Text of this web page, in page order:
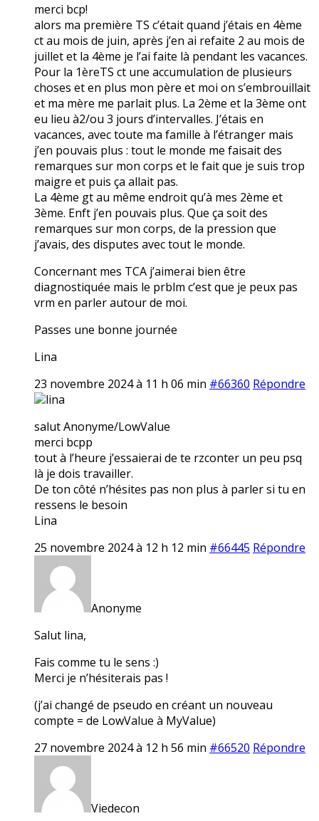
merci bcp!
alors ma première TS c’était quand j’étais en 4ème
ct au mois de juin, après j’en ai refaite 2 au mois de
juillet et la 4ème je l’ai faite là pendant les vacances.
Pour la 1èreTS ct une accumulation de plusieurs
choses et en plus mon père et moi on s’embrouillait
et ma mère me parlait plus. La 2ème et la 3ème ont
eu lieu à2/ou 3 jours d’intervalles. J’étais en
vacances, avec toute ma famille à l’étranger mais
j’en pouvais plus : tout le monde me faisait des
remarques sur mon corps et le fait que je suis trop
maigre et puis ça allait pas.
La 4ème gt au même endroit qu’à mes 2ème et
3ème. Enft j’en pouvais plus. Que ça soit des
remarques sur mon corps, de la pression que
j’avais, des disputes avec tout le monde.
Concernant mes TCA j’aimerai bien être
diagnostiquée mais le prblm c’est que je peux pas
vrm en parler autour de moi.
Passes une bonne journée
Lina
23 novembre 2024 à 11 h 06 min #66360 Répondre
lina
salut Anonyme/LowValue
merci bcpp
tout à l’heure j’essaierai de te rzconter un peu psq
là je dois travailler.
De ton côté n’hésites pas non plus à parler si tu en
ressens le besoin
Lina
25 novembre 2024 à 12 h 12 min #66445 Répondre
Anonyme
Salut lina,
Fais comme tu le sens :)
Merci je n’hésiterais pas !
(j’ai changé de pseudo en créant un nouveau
compte = de LowValue à MyValue)
27 novembre 2024 à 12 h 56 min #66520 Répondre
Viedecon